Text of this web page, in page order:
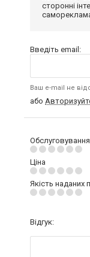
сторонні
Введіть email:
Ваш e-mail не
або
Обслуговування
Ціна
Якість наданих
Відгук: